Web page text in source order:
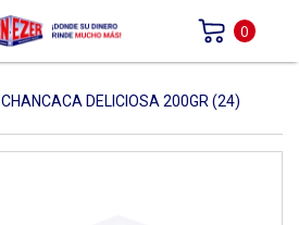
0
CHANCACA DELICIOSA 200GR (24)